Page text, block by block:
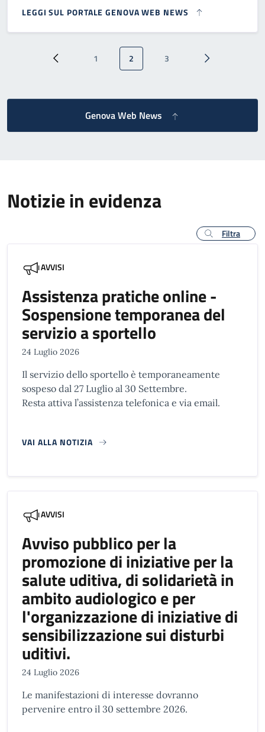
LEGGI SUL PORTALE GENOVA WEB NEWS
Paginazione
Pagina precedente
Pagina
1 Pagina attuale
2 Pagina
3 Pagina
Genova Web News
Notizie in evidenza
Filtra
AVVISI
Assistenza pratiche online -
Sospensione temporanea del
servizio a sportello
24 Luglio 2026
Il servizio dello sportello è temporaneamente
sospeso dal 27 Luglio al 30 Settembre.
Resta attiva l’assistenza telefonica e via email.
VAI ALLA NOTIZIA
AVVISI
Avviso pubblico per la
promozione di iniziative per la
salute uditiva, di solidarietà in
ambito audiologico e per
l'organizzazione di iniziative di
sensibilizzazione sui disturbi
uditivi.
24 Luglio 2026
Le manifestazioni di interesse dovranno
pervenire entro il 30 settembre 2026.